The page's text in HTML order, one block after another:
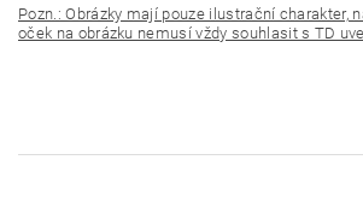
Pozn.: Obrázky mají pouze ilustrační charakter,
oček na obrázku nemusí vždy souhlasit s TD